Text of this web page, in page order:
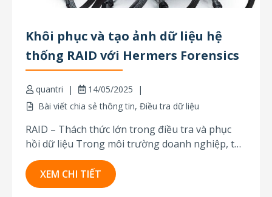
Khôi phục và tạo ảnh dữ liệu hệ
thống RAID với Hermers Forensics
quantri
14/05/2025
Bài viết chia sẻ thông tin, Điều tra dữ liệu
RAID – Thách thức lớn trong điều tra và phục
hồi dữ liệu Trong môi trường doanh nghiệp, tổ
chức hoặc cơ quan nhà nước, dữ liệu quan trọng
thường được lưu trữ trong các hệ thống RAID
(Redundant Array of Independent Disks) – giúp
XEM CHI TIẾT